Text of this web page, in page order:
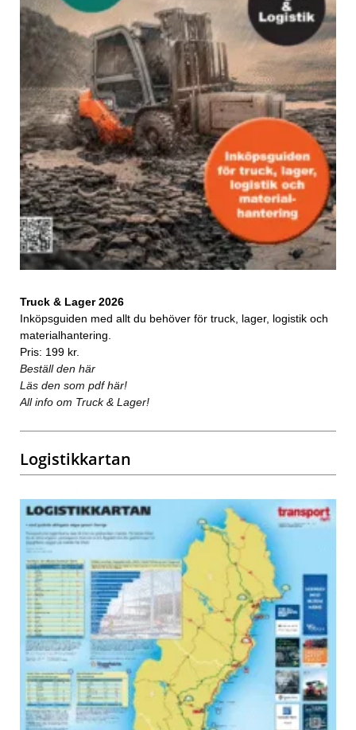
Truck & Lager 2026
Inköpsguiden med allt du behöver för truck, lager, logistik och
materialhantering.
Pris: 199 kr.
Beställ den här
Läs den som pdf här!
All info om Truck & Lager!
Logistikkartan